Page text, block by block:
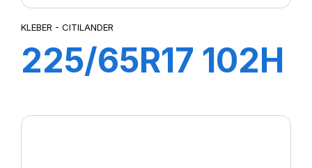
KLEBER - CITILANDER
225/65R17 102H